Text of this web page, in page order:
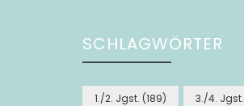
SCHLAGWÖRTER
1./2. Jgst. (189) 3./4. Jgst.